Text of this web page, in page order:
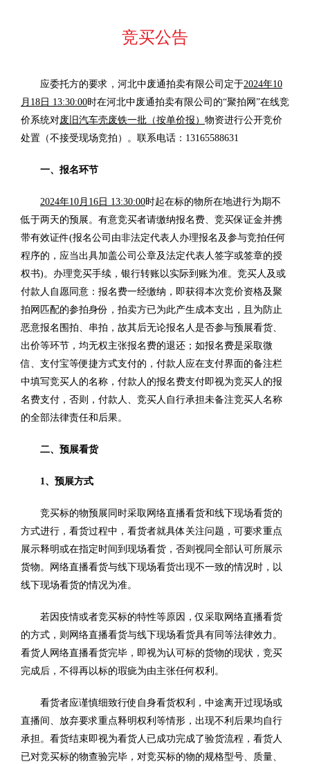
竞买公告
应委托方的要求，河北中废通拍卖有限公司定于2024年10
月18日 13:30:00时在河北中废通拍卖有限公司的“聚拍网”在线竞
价系统对废旧汽车壳废铁一批（按单价报） 物资进行公开竞价
处置（不接受现场竞拍）。联系电话：13165588631
一、报名环节
2024年10月16日 13:30:00时起在标的物所在地进行为期不
低于两天的预展。有意竞买者请缴纳报名费、竞买保证金并携
带有效证件(报名公司由非法定代表人办理报名及参与竞拍任何
程序的，应当出具加盖公司公章及法定代表人签字或签章的授
权书)。办理竞买手续，银行转账以实际到账为准。竞买人及或
付款人自愿同意：报名费一经缴纳，即获得本次竞价资格及聚
拍网匹配的参拍身份，拍卖方已为此产生成本支出，且为防止
恶意报名围拍、串拍，故其后无论报名人是否参与预展看货、
出价等环节，均无权主张报名费的退还；如报名费是采取微
信、支付宝等便捷方式支付的，付款人应在支付界面的备注栏
中填写竞买人的名称，付款人的报名费支付即视为竞买人的报
名费支付，否则，付款人、竞买人自行承担未备注竞买人名称
的全部法律责任和后果。
二、预展看货
1、预展方式
竞买标的物预展同时采取网络直播看货和线下现场看货的
方式进行，看货过程中，看货者就具体关注问题，可要求重点
展示释明或在指定时间到现场看货，否则视同全部认可所展示
货物。网络直播看货与线下现场看货出现不一致的情况时，以
线下现场看货的情况为准。
若因疫情或者竞买标的特性等原因，仅采取网络直播看货
的方式，则网络直播看货与线下现场看货具有同等法律效力。
看货人网络直播看货完毕，即视为认可标的货物的现状，竞买
完成后，不得再以标的瑕疵为由主张任何权利。
看货者应谨慎细致行使自身看货权利，中途离开过现场或
直播间、放弃要求重点释明权利等情形，出现不利后果均自行
承担。看货结束即视为看货人已成功完成了验货流程，看货人
已对竞买标的物查验完毕，对竞买标的物的规格型号、质量、